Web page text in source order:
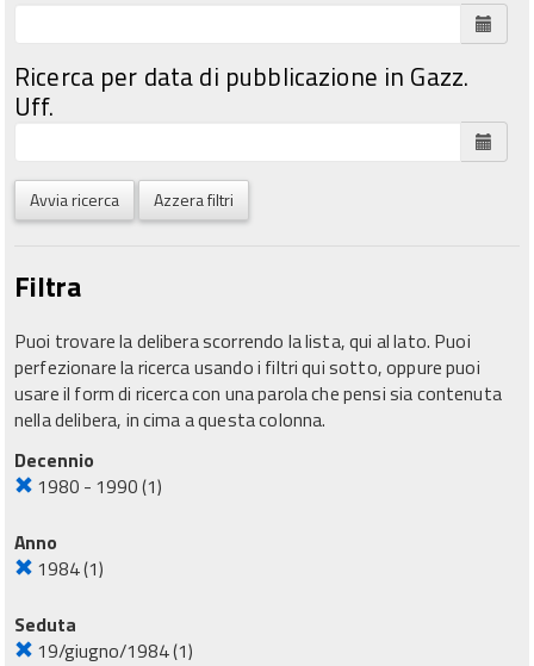
Ricerca per data di pubblicazione in Gazz.
Uff.
Avvia ricerca Azzera filtri
Filtra
Puoi trovare la delibera scorrendo la lista, qui al lato. Puoi
perfezionare la ricerca usando i filtri qui sotto, oppure puoi
usare il form di ricerca con una parola che pensi sia contenuta
nella delibera, in cima a questa colonna.
Decennio
1980 - 1990(1)
Anno
1984(1)
Seduta
19/giugno/1984(1)